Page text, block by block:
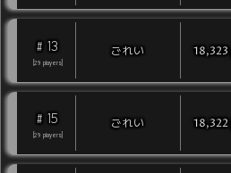
# 13
29 players
ごれい 18,323
# 15
29 players
ごれい 18,322